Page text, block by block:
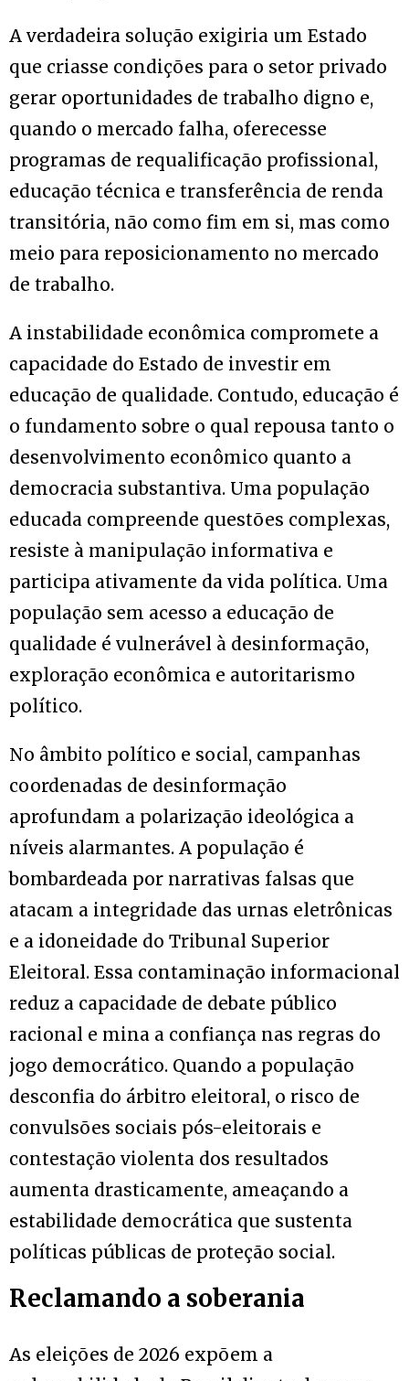
A verdadeira solução exigiria um Estado
que criasse condições para o setor privado
gerar oportunidades de trabalho digno e,
quando o mercado falha, oferecesse
programas de requalificação profissional,
educação técnica e transferência de renda
transitória, não como fim em si, mas como
meio para reposicionamento no mercado
de trabalho.
A instabilidade econômica compromete a
capacidade do Estado de investir em
educação de qualidade. Contudo, educação é
o fundamento sobre o qual repousa tanto o
desenvolvimento econômico quanto a
democracia substantiva. Uma população
educada compreende questões complexas,
resiste à manipulação informativa e
participa ativamente da vida política. Uma
população sem acesso a educação de
qualidade é vulnerável à desinformação,
exploração econômica e autoritarismo
político.
No âmbito político e social, campanhas
coordenadas de desinformação
aprofundam a polarização ideológica a
níveis alarmantes. A população é
bombardeada por narrativas falsas que
atacam a integridade das urnas eletrônicas
e a idoneidade do Tribunal Superior
Eleitoral. Essa contaminação informacional
reduz a capacidade de debate público
racional e mina a confiança nas regras do
jogo democrático. Quando a população
desconfia do árbitro eleitoral, o risco de
convulsões sociais pós-eleitorais e
contestação violenta dos resultados
aumenta drasticamente, ameaçando a
estabilidade democrática que sustenta
políticas públicas de proteção social.
Reclamando a soberania
As eleições de 2026 expõem a